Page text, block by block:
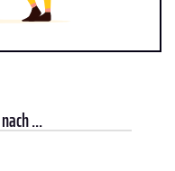
nach ...